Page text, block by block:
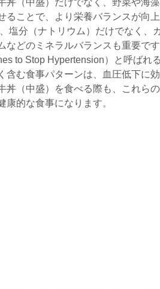
丼（中盛）だけでなく、野菜や海
ることで、より栄養バランスが向上
塩分（ナトリウム）だけでなく、
などのミネラルバランスも重要で
to Stop Hypertension）と呼ばれ
含む食事パターンは、血圧低下に
丼（中盛）を食べる際も、これら
康的な食事になります。